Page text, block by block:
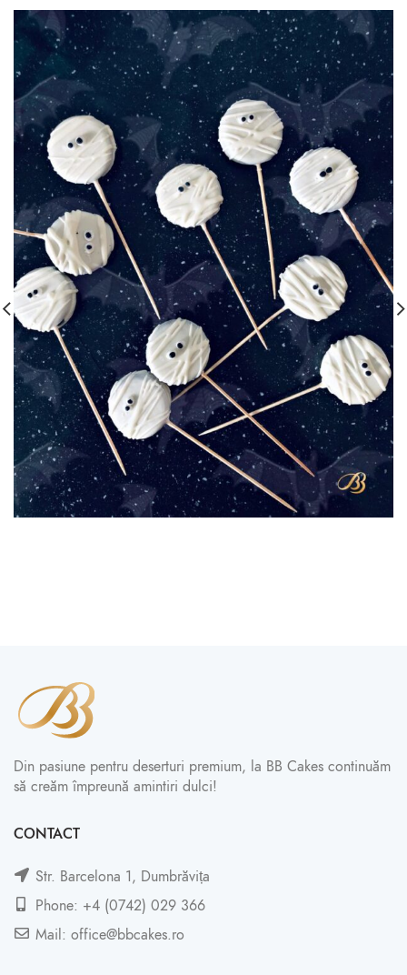
Din pasiune pentru deserturi premium, la BB Cakes continuăm
să creăm împreună amintiri dulci!
CONTACT
Str. Barcelona 1, Dumbrăvița
Phone: +4 (0742) 029 366
Mail: office@bbcakes.ro